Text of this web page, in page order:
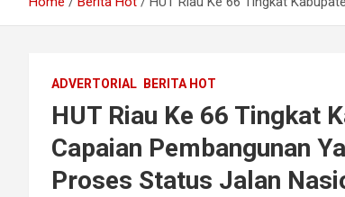
ADVERTORIAL BERITA HOT
HUT Riau Ke 66 Tingkat
Capaian Pembangunan
Proses Status Jalan